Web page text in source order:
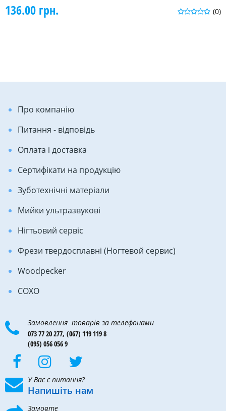
(0)
136.00 грн.
Про компанію
Питання - відповідь
Оплата і доставка
Сертифікати на продукцію
Зуботехнічні матеріали
Мийки ультразвукові
Нігтьовий сервіс
Фрези твердосплавні (Ногтевой сервис)
Woodpecker
COXO
Замовлення товарів за телефонами
073 77 20 277, (067) 119 119 8
(095) 056 056 9
У Вас є питання?
Напишіть нам
Замовте